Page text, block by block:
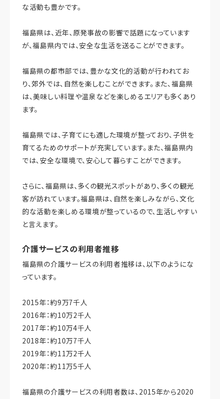
な活動も豊かです。
福島県は、近年、原発事故の影響で話題になっています
が、福島県内では、安全な生活を送ることができます。
福島県の都市部では、豊かな文化的活動が行われてお
り、郊外では、自然を楽しむことができます。また、福島県
は、美味しい料理や温泉などを楽しめるエリアも多くあり
ます。
福島県では、子育てにも適した環境が整っており、子供を
育てるためのサポートが充実しています。また、福島県内
では、安全な環境で、安心して暮らすことができます。
さらに、福島県は、多くの観光スポットがあり、多くの観光
客が訪れています。福島県は、自然を楽しみながら、文化
的な活動を楽しめる環境が整っているので、生活しやすい
と言えます。
介護サービスの利用者推移
福島県の介護サービスの利用者推移は、以下のようにな
っています。
2015年：約9万7千人
2016年：約10万2千人
2017年：約10万4千人
2018年：約10万7千人
2019年：約11万2千人
2020年：約11万5千人
福島県の介護サービスの利用者数は、2015年から2020